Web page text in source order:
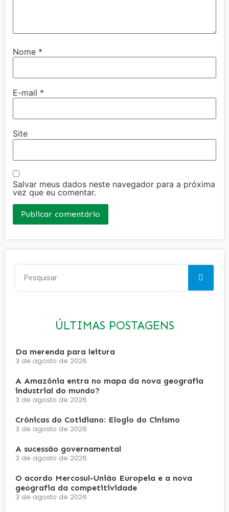
Nome *
E-mail *
Site
Salvar meus dados neste navegador para a próxima
vez que eu comentar.
ÚLTIMAS POSTAGENS
Da merenda para leitura
3 de agosto de 2026
A Amazônia entra no mapa da nova geografia
industrial do mundo?
3 de agosto de 2026
Crônicas do Cotidiano: Elogio do Cinismo
3 de agosto de 2026
A sucessão governamental
3 de agosto de 2026
O acordo Mercosul-União Europeia e a nova
geografia da competitividade
3 de agosto de 2026